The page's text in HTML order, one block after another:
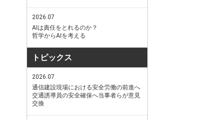
2026.07
AIは責任をとれるのか？
哲学からAIを考える
トピックス
2026.07
通信建設現場における安全労働の前進へ
交通誘導員の安全確保へ当事者らが意見
交換